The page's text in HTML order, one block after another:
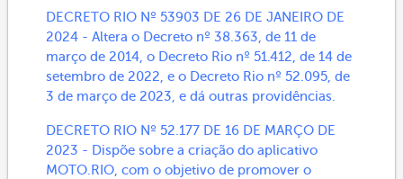
DECRETO RIO Nº 53903 DE 26 DE JANEIRO DE
2024 - Altera o Decreto nº 38.363, de 11 de
março de 2014, o Decreto Rio nº 51.412, de 14 de
setembro de 2022, e o Decreto Rio nº 52.095, de
3 de março de 2023, e dá outras providências.
DECRETO RIO Nº 52.177 DE 16 DE MARÇO DE
2023 - Dispõe sobre a criação do aplicativo
MOTO.RIO, com o objetivo de promover o